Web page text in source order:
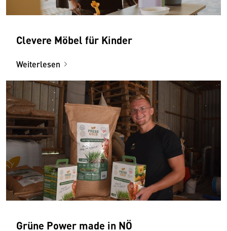
Clevere Möbel für Kinder
Weiterlesen
Grüne Power made in NÖ